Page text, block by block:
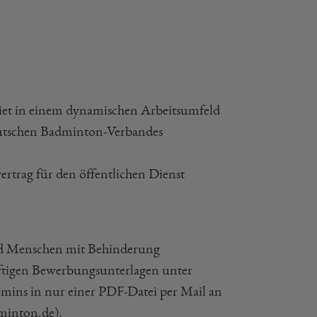
in einem dynamischen Arbeitsumfeld
Badminton-Verbandes
für den öffentlichen Dienst
Menschen mit Behinderung
Bewerbungsunterlagen unter
in nur einer PDF-Datei per Mail an